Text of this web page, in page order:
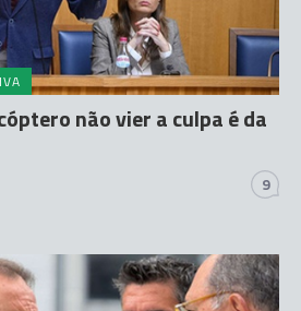
não vier a culpa é da
9